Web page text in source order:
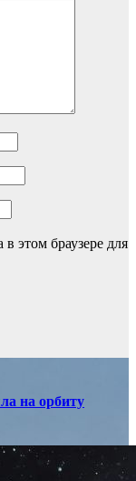
этом браузере для
на орбиту